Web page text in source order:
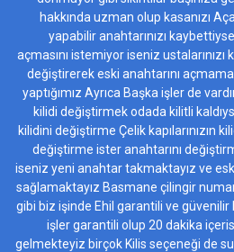
hakkında uzman olup kasanızı
yapabilir anahtarınızı
açmasını istemiyor iseniz ustalarınızı
değiştirerek eski anahtarını
yaptığımız Ayrıca Başka işler de
kilidi değiştirmek odada kilitli
kilidini değiştirme Çelik kapılarınızın
değiştirme ister anahtarını
iseniz yeni anahtar takmaktayız ve
sağlamaktayız Basmane çilingir
gibi biz işinde Ehil garantili ve güvenilir
işler garantili olup 20 dakika
gelmekteyiz birçok Kilis seçeneği de